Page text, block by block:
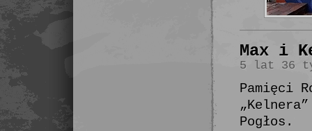
Max i
5 lat 36
Pamięci
Pogłos.